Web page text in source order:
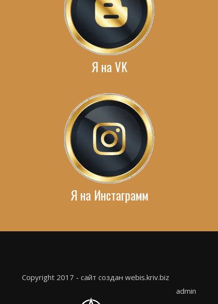
Я на VK
Я на Инстаграмм
Copyright 2017 - сайт создан webis.kriv.biz
admin